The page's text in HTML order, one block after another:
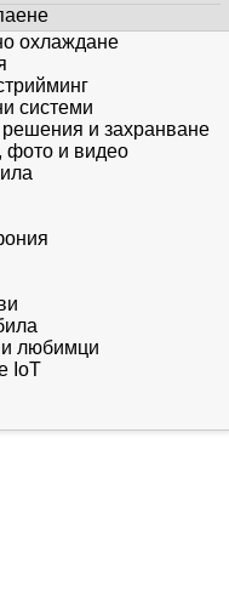
охлаждане
системи
и захранване
фото и видео
любимци
IoT